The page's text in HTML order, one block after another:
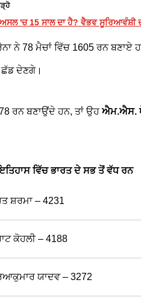
'ਚ 15 ਸਾਲ ਦਾ ਹੈ? ਵੈਭਵ ਸੂਰਿਆਵੰਸ਼ੀ
ਨੇ 78 ਮੈਚਾਂ ਵਿੱਚ 1605 ਰਨ
ਛੱਡ ਦੇਣਗੇ।
ਰਨ ਬਣਾਉਂਦੇ ਹਨ, ਤਾਂ ਉਹਐਮ.ਐਸ.
ਵਿੱਚ ਭਾਰਤ ਦੇ ਸਭ ਤੋਂ ਵੱਧ ਰਨ
ਸ਼ਰਮਾ – 4231
ਕੋਹਲੀ – 4188
ਯਾਦਵ – 3272